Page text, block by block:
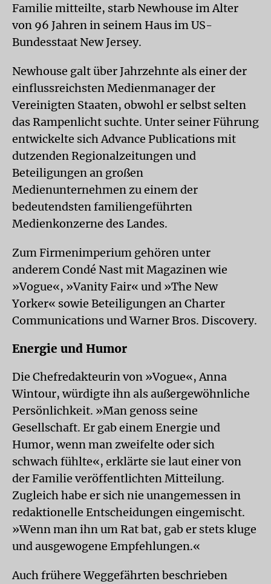
Familie mitteilte, starb Newhouse im Alter
von 96 Jahren in seinem Haus im US-
Bundesstaat New Jersey.
Newhouse galt über Jahrzehnte als einer der
einflussreichsten Medienmanager der
Vereinigten Staaten, obwohl er selbst selten
das Rampenlicht suchte. Unter seiner Führung
entwickelte sich Advance Publications mit
dutzenden Regionalzeitungen und
Beteiligungen an großen
Medienunternehmen zu einem der
bedeutendsten familiengeführten
Medienkonzerne des Landes.
Zum Firmenimperium gehören unter
anderem Condé Nast mit Magazinen wie
»Vogue«, »Vanity Fair« und »The New
Yorker« sowie Beteiligungen an Charter
Communications und Warner Bros. Discovery.
Energie und Humor
Die Chefredakteurin von »Vogue«, Anna
Wintour, würdigte ihn als außergewöhnliche
Persönlichkeit. »Man genoss seine
Gesellschaft. Er gab einem Energie und
Humor, wenn man zweifelte oder sich
schwach fühlte«, erklärte sie laut einer von
der Familie veröffentlichten Mitteilung.
Zugleich habe er sich nie unangemessen in
redaktionelle Entscheidungen eingemischt.
»Wenn man ihn um Rat bat, gab er stets kluge
und ausgewogene Empfehlungen.«
Auch frühere Weggefährten beschrieben